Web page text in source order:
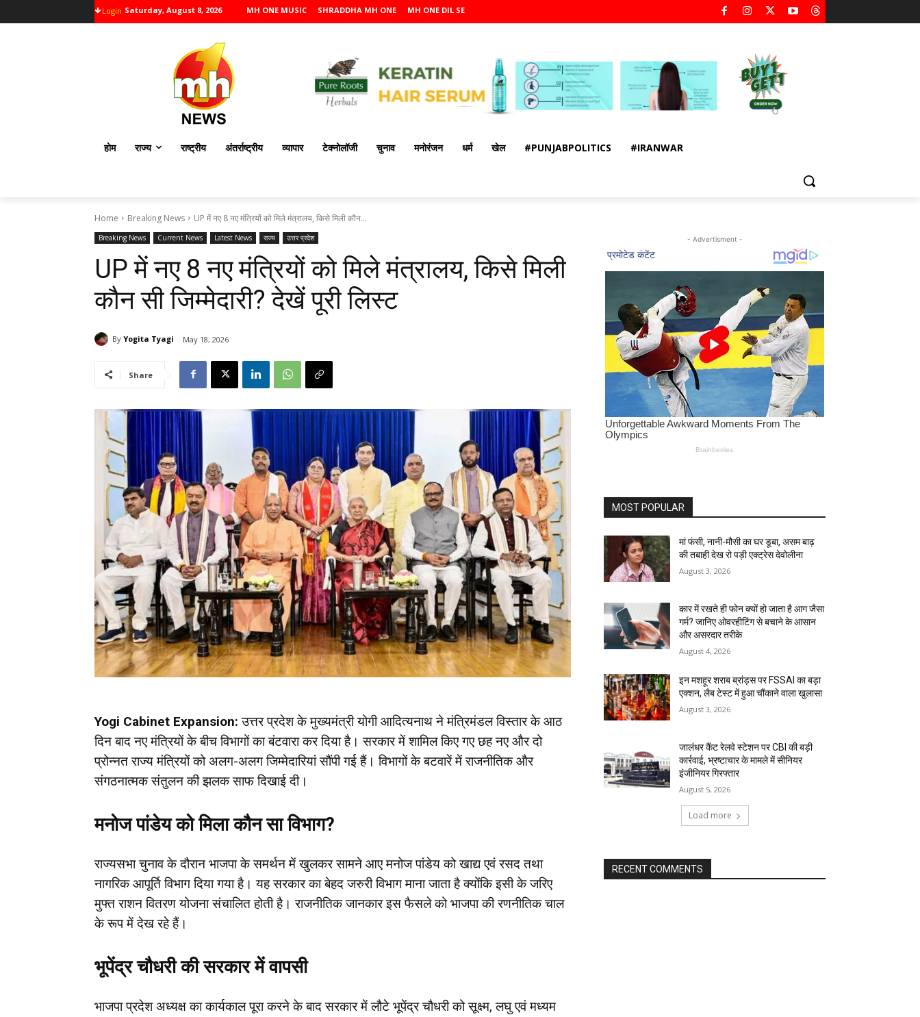
Login Saturday, August 8, 2026 MH ONE MUSIC SHRADDHA MH ONE MH ONE DIL SE
होम राज्य राष्ट्रीय अंतर्राष्ट्रीय व्यापार टेक्नोलॉजी चुनाव मनोरंजन धर्म खेल #PUNJABPOLITICS #IRANWAR
Home Breaking News UP में नए 8 नए मंत्रियों को मिले मंत्रालय, किसे मिली कौन...
Breaking News Current News Latest News राज्य उत्तर प्रदेश
UP में नए 8 नए मंत्रियों को मिले मंत्रालय, किसे मिली
कौन सी जिम्मेदारी? देखें पूरी लिस्ट
By Yogita Tyagi May 18, 2026
Share
Yogi Cabinet Expansion: उत्तर प्रदेश के मुख्यमंत्री योगी आदित्यनाथ ने मंत्रिमंडल विस्तार के आठ
दिन बाद नए मंत्रियों के बीच विभागों का बंटवारा कर दिया है। सरकार में शामिल किए गए छह नए और दो
प्रोन्नत राज्य मंत्रियों को अलग-अलग जिम्मेदारियां सौंपी गई हैं। विभागों के बटवारें में राजनीतिक और
संगठनात्मक संतुलन की झलक साफ दिखाई दी।
मनोज पांडेय को मिला कौन सा विभाग?
राज्यसभा चुनाव के दौरान भाजपा के समर्थन में खुलकर सामने आए मनोज पांडेय को खाद्य एवं रसद तथा
नागरिक आपूर्ति विभाग दिया गया है। यह सरकार का बेहद जरुरी विभाग माना जाता है क्योंकि इसी के जरिए
मुफ्त राशन वितरण योजना संचालित होती है। राजनीतिक जानकार इस फैसले को भाजपा की रणनीतिक चाल
के रूप में देख रहे हैं।
भूपेंद्र चौधरी की सरकार में वापसी
भाजपा प्रदेश अध्यक्ष का कार्यकाल पूरा करने के बाद सरकार में लौटे भूपेंद्र चौधरी को सूक्ष्म, लघु एवं मध्यम
- Advertisment -
MOST POPULAR
मां फंसी, नानी-मौसी का घर डूबा, असम बाढ़
की तबाही देख रो पड़ी एक्ट्रेस देवोलीना
August 3, 2026
कार में रखते ही फोन क्यों हो जाता है आग जैसा
गर्म? जानिए ओवरहीटिंग से बचाने के आसान
और असरदार तरीके
August 4, 2026
इन मशहूर शराब ब्रांड्स पर FSSAI का बड़ा
एक्शन, लैब टेस्ट में हुआ चौंकाने वाला खुलासा
August 3, 2026
जालंधर कैंट रेलवे स्टेशन पर CBI की बड़ी
कार्रवाई, भ्रष्टाचार के मामले में सीनियर
इंजीनियर गिरफ्तार
August 5, 2026
Load more
RECENT COMMENTS